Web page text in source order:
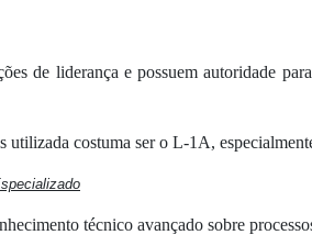
de liderança e possuem autoridade
utilizada costuma ser o L-1A,
técnico avançado sobre